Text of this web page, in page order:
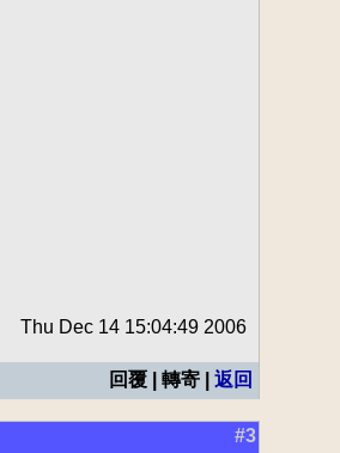
Thu Dec 14 15:04:49 2006
回覆 | 轉寄 | 返回
#3